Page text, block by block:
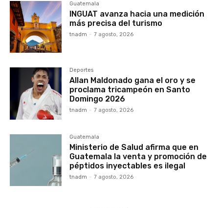
Guatemala
INGUAT avanza hacia una medición
más precisa del turismo
tnadm - 7 agosto, 2026
Deportes
Allan Maldonado gana el oro y se
proclama tricampeón en Santo
Domingo 2026
tnadm - 7 agosto, 2026
Guatemala
Ministerio de Salud afirma que en
Guatemala la venta y promoción de
péptidos inyectables es ilegal
tnadm - 7 agosto, 2026